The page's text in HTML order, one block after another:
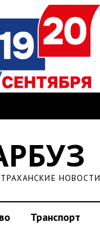
НОВОСТИ
Транспорт